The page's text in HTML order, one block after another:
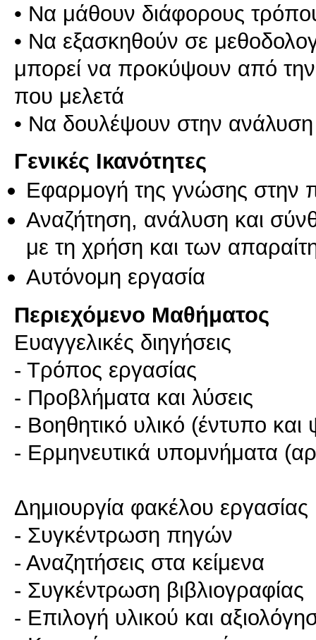
• Να μάθουν διάφορους
• Να εξασκηθούν σε
μπορεί να προκύψουν από
που μελετά
• Να δουλέψουν στην ανάλυση
Γενικές Ικανότητες
Εφαρμογή της γνώσης στην
Αναζήτηση, ανάλυση και
με τη χρήση και των
Αυτόνομη εργασία
Περιεχόμενο Μαθήματος
Ευαγγελικές διηγήσεις
- Τρόπος εργασίας
- Προβλήματα και λύσεις
- Βοηθητικό υλικό (έντυπο και
- Ερμηνευτικά υπομνήματα
Δημιουργία φακέλου εργασίας
- Συγκέντρωση πηγών
- Αναζητήσεις στα κείμενα
- Συγκέντρωση βιβλιογραφίας
- Επιλογή υλικού και